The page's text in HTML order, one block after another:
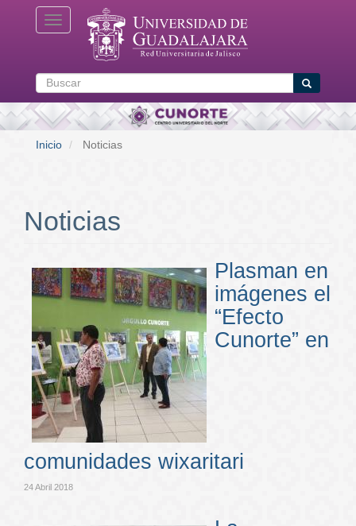
Toggle navigation
Buscar Buscar
Inicio Noticias
Noticias
Plasman en
imágenes el
“Efecto
Cunorte” en
comunidades wixaritari
24 Abril 2018